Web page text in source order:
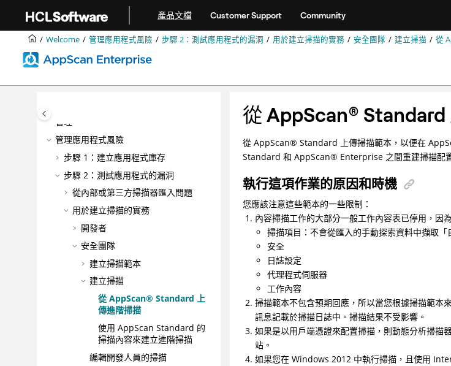
產品文檔 Customer Support Community
Welcome 管理應用程式風險 步驟 2：測試應用程式的漏洞 用於建立掃描的實務 安全團隊 建立掃描 從
正在安裝
升級與移轉
DevOps
最佳作法
管理
管理應用程式風險
步驟 1：建立應用程式庫存
步驟 2：測試應用程式的漏洞
從內部或第三方掃描器匯入問題
用於建立掃描的實務
開發者
安全團隊
建立掃描範本
建立掃描
從 AppScan® Standard 上
傳進階掃描
使用 AppScan Standard 的
掃描內容來建立進階掃描
編輯開發人員的掃描
從AppScan® Standard
從AppScan® Standard 上傳掃描範本，以便在
Standard 和AppScan® Enterprise 之間重建掃描配
執行這項作業的原因和時機
您應該注意這些範本的一些限制：
內容掃描工作的大部分一般工作內容表已停用，因
掃描項目：不會從匯入的手動探索資料中擷取
安全
日誌設定
代理程式伺服器
工作內容
掃描範本不包含預期回應，所以當您根據掃描範
訊息記載於掃描日誌中。掃描結果不受影響。
如果是以用戶端憑證來配置掃描，則動態分析掃描
站。
如果您在 Windows 2012 中執行掃描，且使用